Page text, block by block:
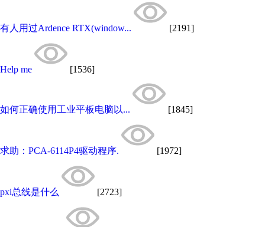
有人用过Ardence RTX(window... [2191]
Help me [1536]
如何正确使用工业平板电脑以... [1845]
求助：PCA-6114P4驱动程序. [1972]
pxi总线是什么 [2723]